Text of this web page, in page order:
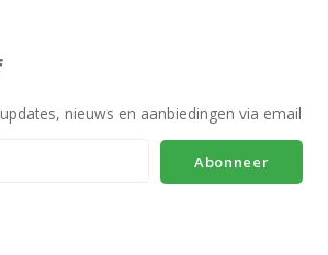
nieuws en aanbiedingen via email
Abonneer